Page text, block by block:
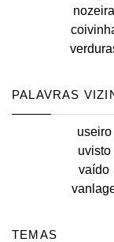
nozeira
PALAVRAS
useiro
uvisto
vaído
TEMAS